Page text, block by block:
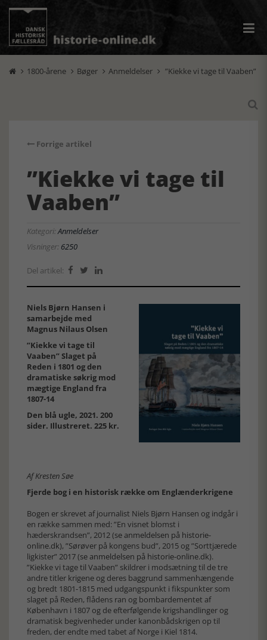
 1800-årene  Bøger  Anmeldelser  ”Kiekke vi tage til Vaaben”

Forrige artikel
”Kiekke vi tage til
Vaaben”
Kategori:Anmeldelser
Visninger: 6250
Del artikel:   
Niels Bjørn Hansen i
samarbejde med
Magnus Nilaus Olsen
”Kiekke vi tage til
Vaaben” Slaget på
Reden i 1801 og den
dramatiske søkrig mod
mægtige England fra
1807-14
Den blå ugle, 2021. 200
sider. Illustreret. 225 kr.
Af Kresten Søe
Fjerde bog i en historisk række om Englænderkrigene
Bogen er skrevet af journalist Niels Bjørn Hansen og indgår i
en række sammen med: ”En visnet blomst i
hæderskrandsen”, 2012 (se anmeldelsen på historie-
online.dk), ”Sørøver på kongens bud”, 2015 og ”Sorttjærede
ligkister” 2017 (se anmeldelsen på historie-online.dk).
”Kiekke vi tage til Vaaben” skildrer i modsætning til de tre
andre titler krigene og deres baggrund sammenhængende
og bredt 1801-1815 med udgangspunkt i fikspunkter som
slaget på Reden, flådens ran og bombardementet af
København i 1807 og de efterfølgende krigshandlinger og
dramatisk begivenheder under kanonbådskrigen op til
freden, der endte med tabet af Norge i Kiel 1814.